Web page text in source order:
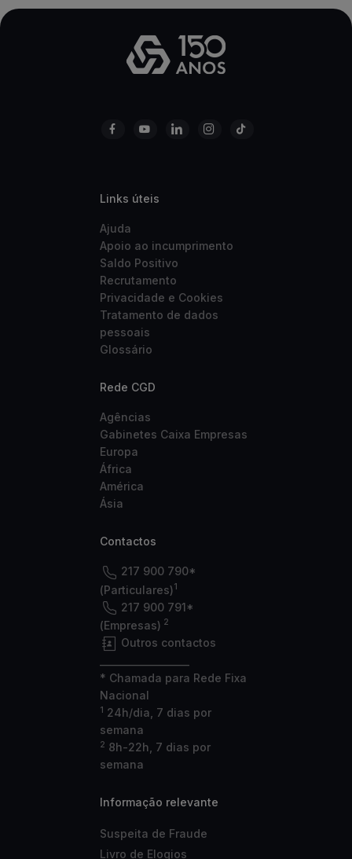
Links úteis
Ajuda
Apoio ao incumprimento
Saldo Positivo
Recrutamento
Privacidade e Cookies
Tratamento de dados
pessoais
Glossário
Rede CGD
Agências
Gabinetes Caixa Empresas
Europa
África
América
Ásia
Contactos
217 900 790*
(Particulares)1
217 900 791*
(Empresas) 2
Outros contactos
* Chamada para Rede Fixa
Nacional
1 24h/dia, 7 dias por
semana
2 8h-22h, 7 dias por
semana
Informação relevante
Suspeita de Fraude
Livro de Elogios